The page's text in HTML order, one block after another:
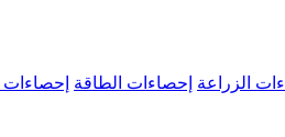
الزراعة إحصاءات الطاقة إحصاءات